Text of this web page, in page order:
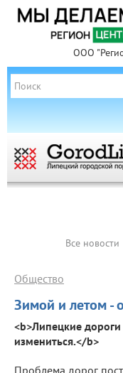
ООО
Все новости
Зимой и летом -
Общество
<b>Липецкие
измениться.</b>
Проблема дорог